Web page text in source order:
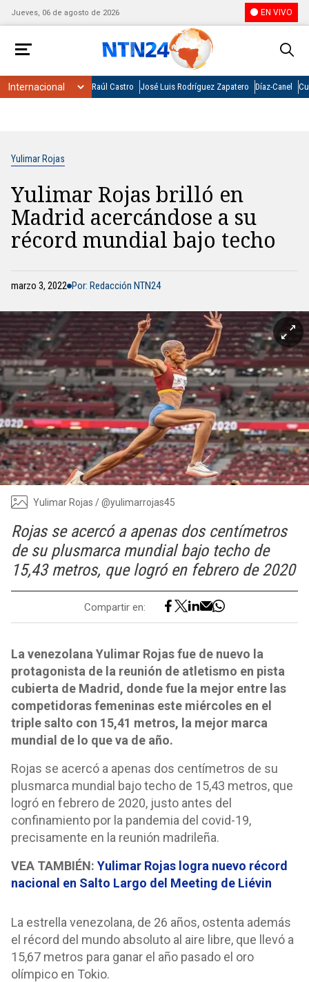
Jueves, 06 de agosto de 2026 EN VIVO
Raúl Castro José Luis Rodríguez Zapatero Díaz-Canel
Yulimar Rojas
Yulimar Rojas brilló en
Madrid acercándose a su
récord mundial bajo techo
marzo 3, 2022 Por: Redacción NTN24
Yulimar Rojas / @yulimarrojas45
Rojas se acercó a apenas dos centímetros
de su plusmarca mundial bajo techo de
15,43 metros, que logró en febrero de 2020
Compartir en:
La venezolana Yulimar Rojas fue de nuevo la
protagonista de la reunión de atletismo en pista
cubierta de Madrid, donde fue la mejor entre las
competidoras femeninas este miércoles en el
triple salto con 15,41 metros, la mejor marca
mundial de lo que va de año.
Rojas se acercó a apenas dos centímetros de su
plusmarca mundial bajo techo de 15,43 metros, que
logró en febrero de 2020, justo antes del
confinamiento por la pandemia del covid-19,
precisamente en la reunión madrileña.
VEA TAMBIÉN: Yulimar Rojas logra nuevo récord
nacional en Salto Largo del Meeting de Liévin
La estrella venezolana, de 26 años, ostenta además
el récord del mundo absoluto al aire libre, que llevó a
15,67 metros para ganar el año pasado el oro
olímpico en Tokio.